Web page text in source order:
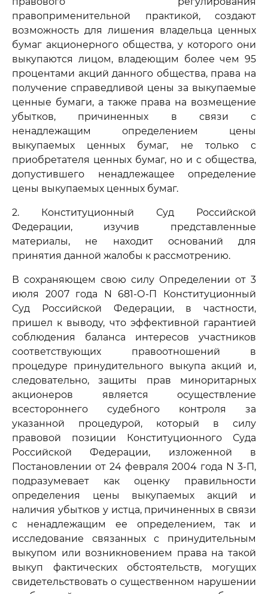
правоприменительной практикой, создают
возможность для лишения владельца ценных
бумаг акционерного общества, у которого они
выкупаются лицом, владеющим более чем 95
процентами акций данного общества, права на
получение справедливой цены за выкупаемые
ценные бумаги, а также права на возмещение
убытков, причиненных в связи с
ненадлежащим определением цены
выкупаемых ценных бумаг, не только с
приобретателя ценных бумаг, но и с общества,
допустившего ненадлежащее определение
цены выкупаемых ценных бумаг.
2. Конституционный Суд Российской
Федерации, изучив представленные
материалы, не находит оснований для
принятия данной жалобы к рассмотрению.
В сохраняющем свою силу Определении от 3
июля 2007 года N 681-О-П Конституционный
Суд Российской Федерации, в частности,
пришел к выводу, что эффективной гарантией
соблюдения баланса интересов участников
соответствующих правоотношений в
процедуре принудительного выкупа акций и,
следовательно, защиты прав миноритарных
акционеров является осуществление
всестороннего судебного контроля за
указанной процедурой, который в силу
правовой позиции Конституционного Суда
Российской Федерации, изложенной в
Постановлении от 24 февраля 2004 года N 3-П,
подразумевает как оценку правильности
определения цены выкупаемых акций и
наличия убытков у истца, причиненных в связи
с ненадлежащим ее определением, так и
исследование связанных с принудительным
выкупом или возникновением права на такой
выкуп фактических обстоятельств, могущих
свидетельствовать о существенном нарушении